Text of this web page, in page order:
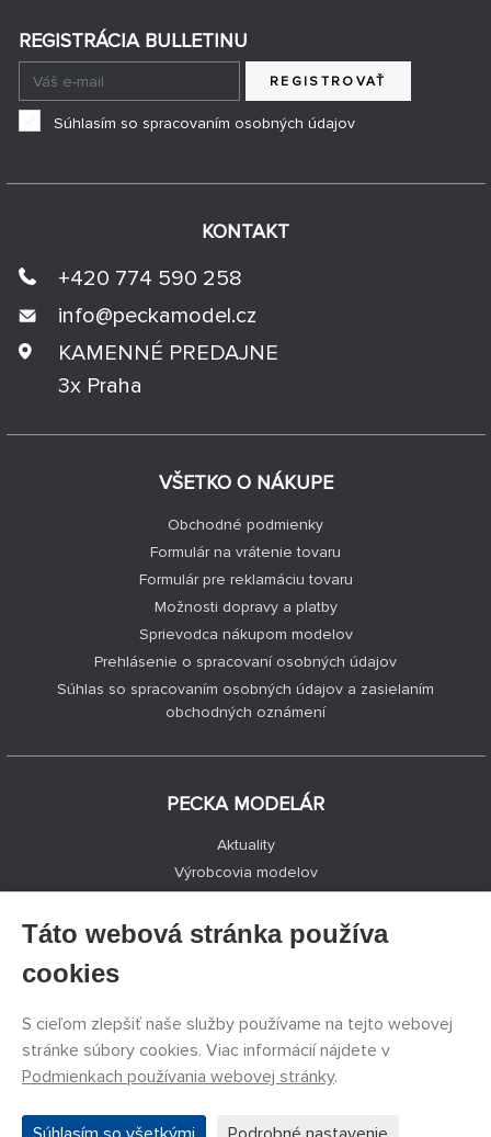
VŠETKO O NÁKUPE
Obchodné podmienky
Formulár na vrátenie tovaru
Formulár pre reklamáciu tovaru
Možnosti dopravy a platby
Sprievodca nákupom modelov
Prehlásenie o spracovaní osobných údajov
Súhlas so spracovaním osobných údajov a zasielaním
obchodných oznámení
PECKA MODELÁR
Aktuality
Výrobcovia modelov
Kontakty
Facebook
KONTAKT
+420 774 590 258
info@peckamodel.cz
KAMENNÉ PREDAJNE
3x Praha
REGISTRÁCIA BULLETINU
REGISTROVAŤ
Súhlasím so spracovaním osobných údajov
©PECKA MODELÁR s.r.o.
Táto webová stránka používa
cookies
S cieľom zlepšiť naše služby používame na tejto webovej
stránke súbory cookies. Viac informácií nájdete v
Podmienkach používania webovej stránky.